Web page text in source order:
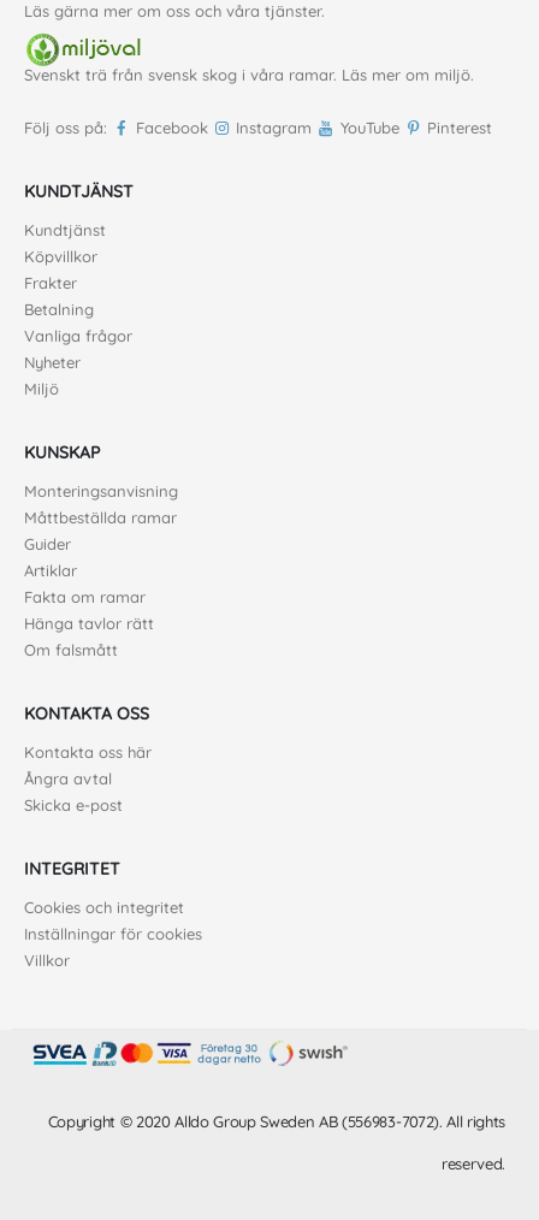
Läs gärna mer om oss och våra tjänster.
Svenskt trä från svensk skog i våra ramar. Läs mer om miljö.
Följ oss på: Facebook Instagram YouTube Pinterest
KUNDTJÄNST
Kundtjänst
Köpvillkor
Frakter
Betalning
Vanliga frågor
Nyheter
Miljö
KUNSKAP
Monteringsanvisning
Måttbeställda ramar
Guider
Artiklar
Fakta om ramar
Hänga tavlor rätt
Om falsmått
KONTAKTA OSS
Kontakta oss här
Ångra avtal
Skicka e-post
INTEGRITET
Cookies och integritet
Inställningar för cookies
Villkor
Copyright © 2020 Alldo Group Sweden AB (556983-7072). All rights
reserved.